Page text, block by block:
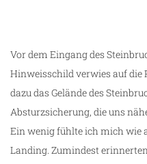
Vor dem Eingang des
Hinweisschild verwies auf die
dazu das Gelände des
Absturzsicherung, die uns
Ein wenig fühlte ich mich wie
Landing. Zumindest